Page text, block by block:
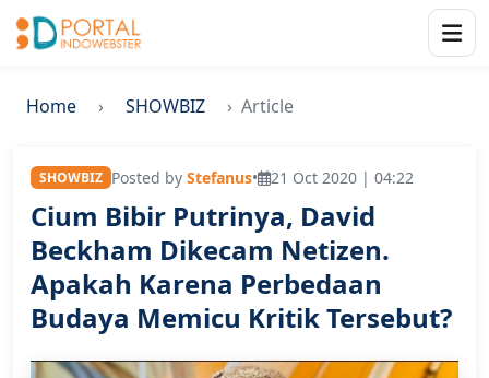
Home SHOWBIZ Article
SHOWBIZ Posted by Stefanus• 21 Oct 2020 | 04:22
Cium Bibir Putrinya, David
Beckham Dikecam Netizen.
Apakah Karena Perbedaan
Budaya Memicu Kritik Tersebut?